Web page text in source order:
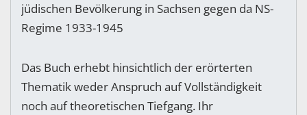
jüdischen Bevölkerung in Sachsen gegen da NS-
Regime 1933-1945
Das Buch erhebt hinsichtlich der erörterten
Thematik weder Anspruch auf Vollständigkeit
noch auf theoretischen Tiefgang. Ihr